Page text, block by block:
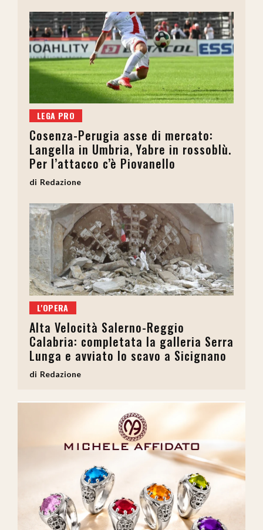
LEGA PRO
Cosenza-Perugia asse di mercato:
Langella in Umbria, Yabre in rossoblù.
Per l’attacco c’è Piovanello
Redazione
L'OPERA
Alta Velocità Salerno-Reggio
Calabria: completata la galleria Serra
Lunga e avviato lo scavo a Sicignano
Redazione